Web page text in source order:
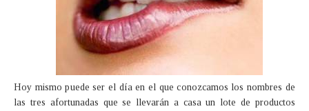
Hoy mismo puede ser el día en el que conozcamos los nombres de
las tres afortunadas que se llevarán a casa un lote de productos